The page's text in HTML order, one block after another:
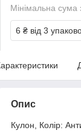
Мінімальна
6 ₴ від 3
Опис
Кулон, Колір: